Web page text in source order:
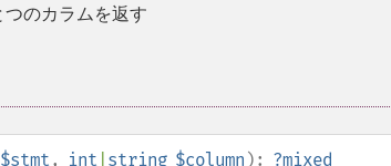
のカラムを返す
$stmt , int string $column ): ?mixed